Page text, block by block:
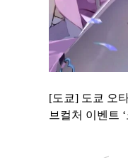
[도쿄] 도쿄 오
브컬처 이벤트